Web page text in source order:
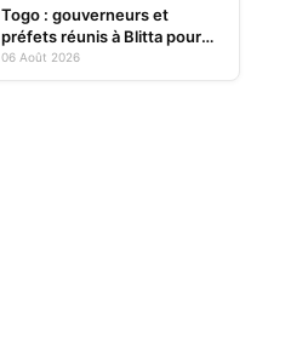
Togo : gouverneurs et
préfets réunis à Blitta pour
renforcer le pilotage
06 Août 2026